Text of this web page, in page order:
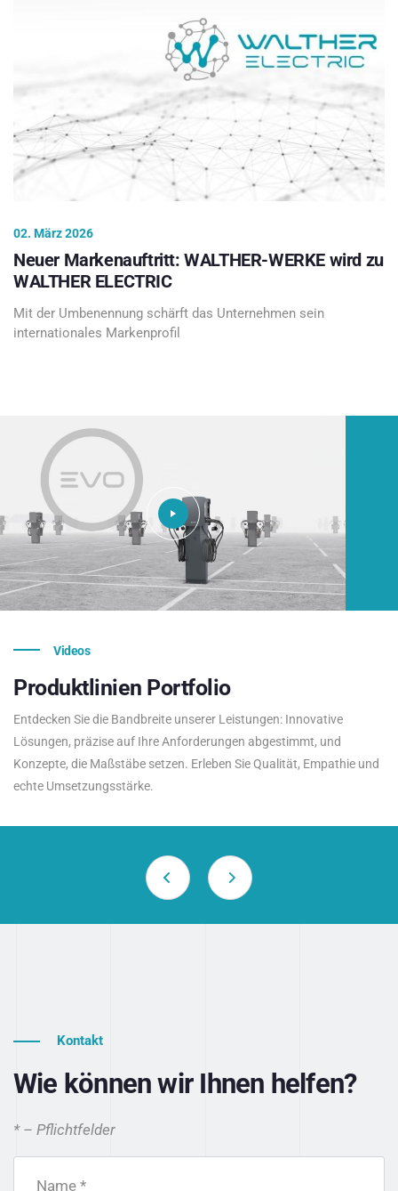
02. März 2026
Neuer Markenauftritt: WALTHER-WERKE wird zu
WALTHER ELECTRIC
Mit der Umbenennung schärft das Unternehmen sein
internationales Markenprofil
Videos
Produktlinien Portfolio
Entdecken Sie die Bandbreite unserer Leistungen: Innovative
Lösungen, präzise auf Ihre Anforderungen abgestimmt, und
Konzepte, die Maßstäbe setzen. Erleben Sie Qualität, Empathie und
echte Umsetzungsstärke.
Kontakt
Wie können wir Ihnen helfen?
* – Pflichtfelder
Name *